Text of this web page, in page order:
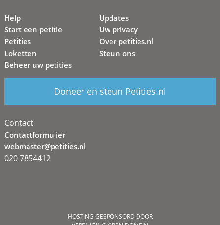
Help
Start een petitie
Petities
Loketten
Beheer uw petities
Updates
Uw privacy
Over petities.nl
Steun ons
Doneer en steun Petities.nl
Contact
Contactformulier
webmaster@petities.nl
020 7854412
HOSTING GESPONSORD DOOR